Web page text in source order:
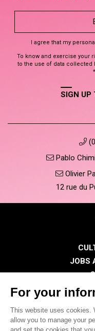
I agree that my
To know and exercise your
to the use of data collected
SIGN UP
Pablo
Olivier
12 rue du
JOBS